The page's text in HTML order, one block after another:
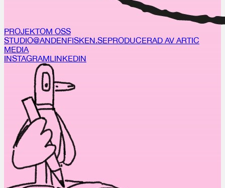
PROJEKTOM OSS
STUDIO@ANDENFISKEN.SEPRODUCERAD AV ARTIC
MEDIA
INSTAGRAMLINKEDIN